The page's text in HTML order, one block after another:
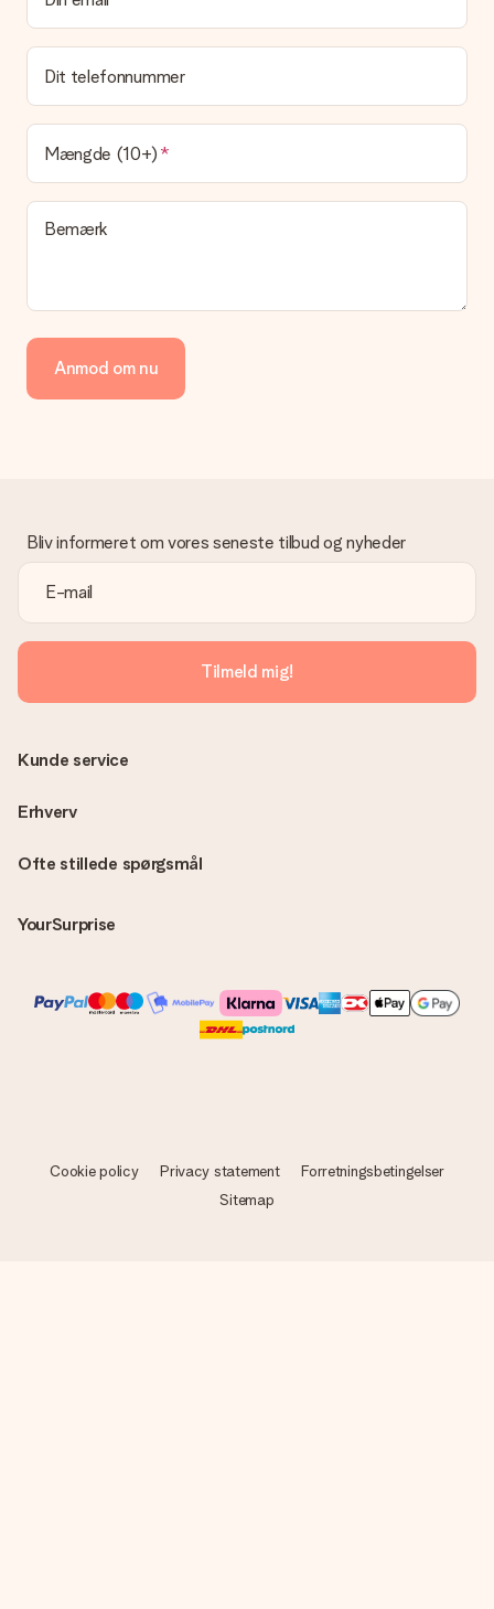
Hvad er leveringstiden, og hvornår modtager jeg min
gave?
Leveringstiden findes på gavens produktside. Du kan stole på,
at vores postfirma leverer din gave på denne dag.
Hvilke leveringsmuligheder kan jeg vælge?
I øjeblikket er det ikke (endnu) muligt at vælge en
leveringsindstilling. Den gave, du vil bestille, sendes enten som
en pakke eller som postkasse levering. Vil du gerne vide
hvilken måde din ordre sendes på? Kontakt venligst vores
Vi tilbyder følgende betalingsmetoder: Dankort, Paypal,
kreditkort, faktura via Klarna eller bankoverførsel. I tilfælde af
manuel betaling overførsel, skal du tage højde for en ekstra 3
venligst vores kundeservice, de hjælper gerne med at finde en
passende løsning.
Er fakturaen sendt sammen med ordren?
Ingen faktura sendes med din ordre. Du modtager altid
fakturaen i bekræftelsesemailen, og du kan altid finde den i din
MySurprise-konto. Det betyder at du kan få gaven leveret
direkte til modtageren, hvilket gør det til en sand
overraskelse!
Dit telefonnummer
Mængde (10+)
Bemærk
Anmod om nu
Bliv informeret om vores seneste tilbud og nyheder
Tilmeld mig!
Ofte stillede spørgsmål
YourSurprise
Kunde service
Erhverv
Cookie policy Privacy statement
Forretningsbetingelser
Sitemap